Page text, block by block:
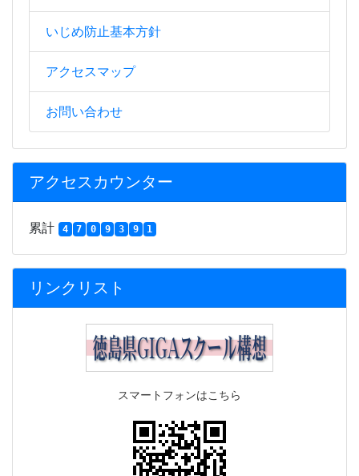
いじめ防止基本方針
アクセスマップ
お問い合わせ
アクセスカウンター
累計 4 7 0 9 3 9 1
リンクリスト
スマートフォンはこちら